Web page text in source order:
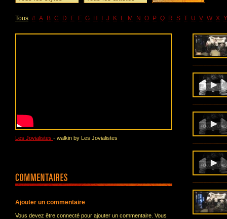
Tous # A B C D E F G H J K L M N O P Q R S T U V W X Y
Les Jovialistes - walkin by Les Jovialistes
Ajouter un commentaire
Vous devez être connecté pour ajouter un commentaire. Vous